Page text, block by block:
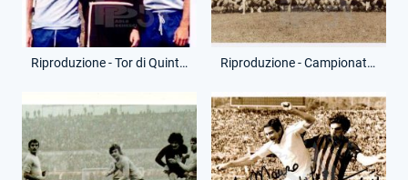
Riproduzione - Tor di Quinto - Re Cecconi, Padre Lisandrini e Badiani Riproduzione - Campionato Serie A - Squadra in ritiro